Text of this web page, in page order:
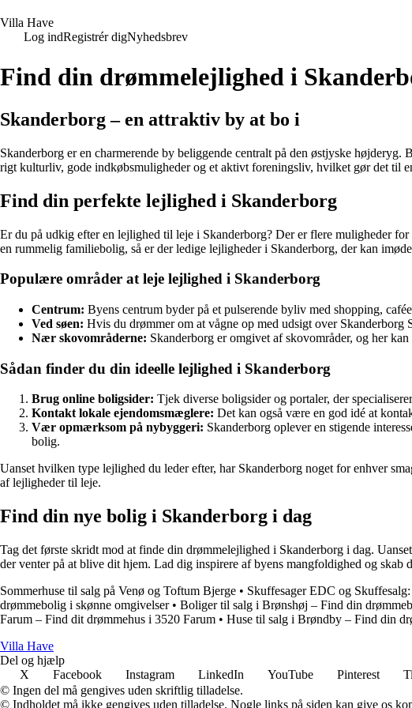
Villa Have
Log indRegistrér digNyhedsbrev
Find din drømmelejlighed i
Skanderborg – en attraktiv by at bo i
Skanderborg er en charmerende by beliggende centralt på den østjyske
rigt kulturliv, gode indkøbsmuligheder og et aktivt foreningsliv, hvilket gør det til
Find din perfekte lejlighed i Skanderborg
Er du på udkig efter en lejlighed til leje i Skanderborg? Der er flere muligheder
en rummelig familiebolig, så er der ledige lejligheder i Skanderborg, der kan
Populære områder at leje lejlighed i Skanderborg
Centrum: Byens centrum byder på et pulserende byliv med shopping,
Ved søen: Hvis du drømmer om at vågne op med udsigt over
Nær skovområderne: Skanderborg er omgivet af skovområder, og her
Sådan finder du din ideelle lejlighed i Skanderborg
Brug online boligsider: Tjek diverse boligsider og portaler, der
Kontakt lokale ejendomsmæglere: Det kan også være en god idé at
Vær opmærksom på nybyggeri: Skanderborg oplever en stigende
bolig.
Uanset hvilken type lejlighed du leder efter, har Skanderborg noget for enhver
af lejligheder til leje.
Find din nye bolig i Skanderborg i dag
Tag det første skridt mod at finde din drømmelejlighed i Skanderborg i dag.
der venter på at blive dit hjem. Lad dig inspirere af byens mangfoldighed og skab
Sommerhuse til salg på Venø og Toftum Bjerge • Skuffesager EDC og
drømmebolig i skønne omgivelser• Boliger til salg i Brønshøj – Find din
Farum – Find dit drømmehus i 3520 Farum • Huse til salg i Brøndby – Find din
Villa Have
Del og hjælp
X
Facebook Instagram LinkedIn YouTube Pinterest
© Ingen del må gengives uden skriftlig tilladelse.
© Indholdet må ikke gengives uden tilladelse. Nogle links på siden kan give os